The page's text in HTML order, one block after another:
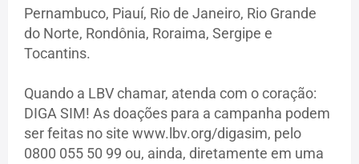
Pernambuco, Piauí, Rio de Janeiro, Rio Grande
do Norte, Rondônia, Roraima, Sergipe e
Tocantins.
Quando a LBV chamar, atenda com o coração:
DIGA SIM! As doações para a campanha podem
ser feitas no site www.lbv.org/digasim, pelo
0800 055 50 99 ou, ainda, diretamente em uma